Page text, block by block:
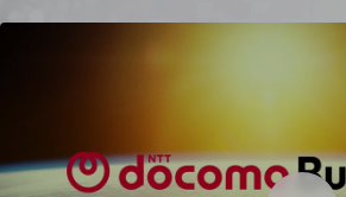
コミュニケーション・情報共有
災害対策